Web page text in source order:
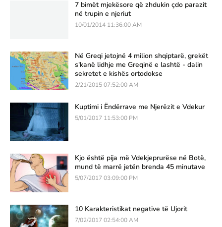
7 bimët mjekësore që zhdukin çdo parazit
në trupin e njeriut
10/01/2014 11:36:00 AM
Në Greqi jetojnë 4 milion shqiptarë, grekët
s'kanë lidhje me Greqinë e lashtë - dalin
sekretet e kishës ortodokse
2/21/2015 07:52:00 AM
Kuptimi i Ëndërrave me Njerëzit e Vdekur
5/01/2017 11:53:00 PM
Kjo është pija më Vdekjeprurëse në Botë,
mund të marrë jetën brenda 45 minutave
5/07/2017 03:09:00 PM
10 Karakteristikat negative të Ujorit
7/02/2017 02:54:00 AM